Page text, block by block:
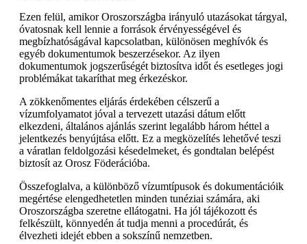
Ezen felül, amikor Oroszországba irányuló utazásokat tárgyal,
óvatosnak kell lennie a források érvényességével és
megbízhatóságával kapcsolatban, különösen meghívók és
egyéb dokumentumok beszerzésekor. Az ilyen
dokumentumok jogszerűségét biztosítva időt és esetleges jogi
problémákat takaríthat meg érkezéskor.
A zökkenőmentes eljárás érdekében célszerű a
vízumfolyamatot jóval a tervezett utazási dátum előtt
elkezdeni, általános ajánlás szerint legalább három héttel a
jelentkezés benyújtása előtt. Ez a megközelítés lehetővé teszi
a váratlan feldolgozási késedelmeket, és gondtalan belépést
biztosít az Orosz Föderációba.
Összefoglalva, a különböző vízumtípusok és dokumentációik
megértése elengedhetetlen minden tunéziai számára, aki
Oroszországba szeretne ellátogatni. Ha jól tájékozott és
felkészült, könnyedén át tudja menni a procedúrát, és
élvezheti idejét ebben a sokszínű nemzetben.